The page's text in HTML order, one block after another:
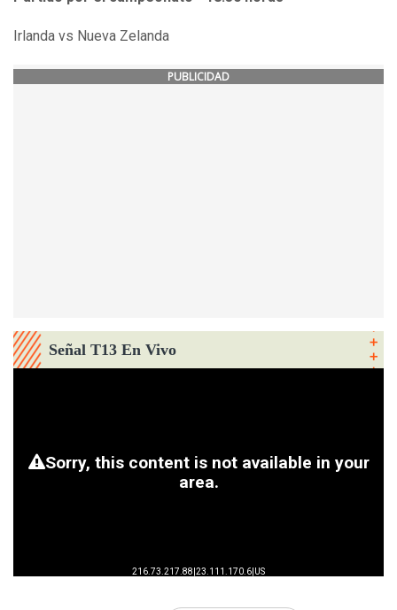
Irlanda vs Nueva Zelanda
PUBLICIDAD
Señal T13 En Vivo